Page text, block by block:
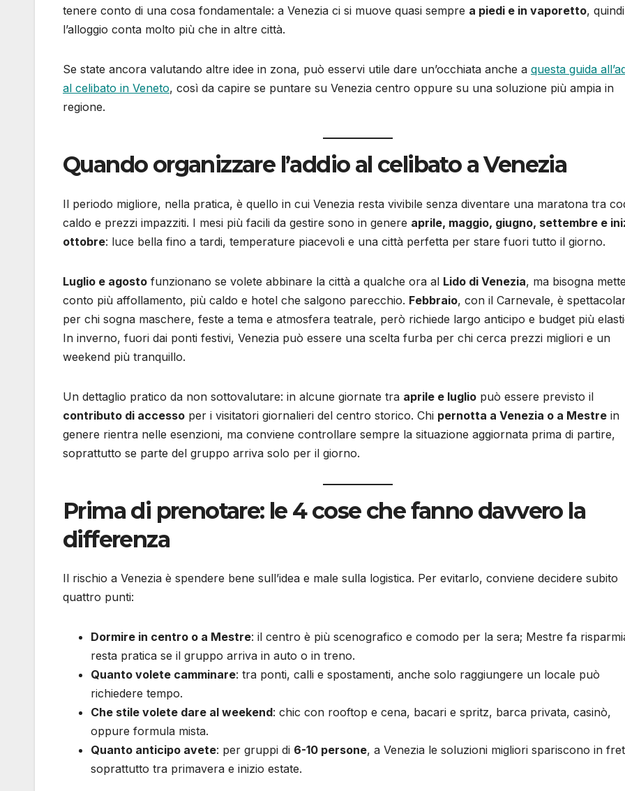
tenere conto di una cosa fondamentale: a Venezia ci si muove quasi sempre a piedi e in vaporetto, quindi
l’alloggio conta molto più che in altre città.
Se state ancora valutando altre idee in zona, può esservi utile dare un’occhiata anche a questa guida
al celibato in Veneto, così da capire se puntare su Venezia centro oppure su una soluzione più ampia in
regione.
Quando organizzare l’addio al celibato a Venezia
Il periodo migliore, nella pratica, è quello in cui Venezia resta vivibile senza diventare una maratona tra
caldo e prezzi impazziti. I mesi più facili da gestire sono in genere aprile, maggio, giugno, settembre e
ottobre: luce bella fino a tardi, temperature piacevoli e una città perfetta per stare fuori tutto il giorno.
Luglio e agosto funzionano se volete abbinare la città a qualche ora al Lido di Venezia, ma bisogna
conto più affollamento, più caldo e hotel che salgono parecchio. Febbraio, con il Carnevale, è
per chi sogna maschere, feste a tema e atmosfera teatrale, però richiede largo anticipo e budget più
In inverno, fuori dai ponti festivi, Venezia può essere una scelta furba per chi cerca prezzi migliori e un
weekend più tranquillo.
Un dettaglio pratico da non sottovalutare: in alcune giornate tra aprile e luglio può essere previsto il
contributo di accesso per i visitatori giornalieri del centro storico. Chi pernotta a Venezia o a Mestre in
genere rientra nelle esenzioni, ma conviene controllare sempre la situazione aggiornata prima di partire,
soprattutto se parte del gruppo arriva solo per il giorno.
Prima di prenotare: le 4 cose che fanno davvero la
differenza
Il rischio a Venezia è spendere bene sull’idea e male sulla logistica. Per evitarlo, conviene decidere subito
quattro punti:
Dormire in centro o a Mestre: il centro è più scenografico e comodo per la sera; Mestre fa
resta pratica se il gruppo arriva in auto o in treno.
Quanto volete camminare: tra ponti, calli e spostamenti, anche solo raggiungere un locale può
richiedere tempo.
Che stile volete dare al weekend: chic con rooftop e cena, bacari e spritz, barca privata, casinò,
oppure formula mista.
Quanto anticipo avete: per gruppi di 6-10 persone, a Venezia le soluzioni migliori spariscono in
soprattutto tra primavera e inizio estate.